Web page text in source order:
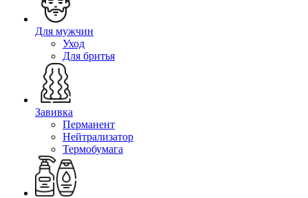
Для мужчин
Уход
Для бритья
Завивка
Перманент
Нейтрализатор
Термобумага